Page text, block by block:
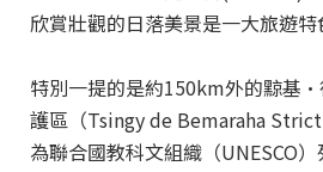
欣賞壯觀的日落美景是一大旅遊特
特別一提的是約150km外的黥基
護區（Tsingy de Bemaraha
為聯合國教科文組織（UNESCO